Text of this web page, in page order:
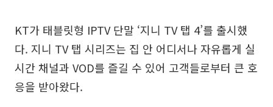
KT가 태블릿형 IPTV 단말 ‘지니 TV 탭 4’를 출시했
다. 지니 TV 탭 시리즈는 집 안 어디서나 자유롭게 실
시간 채널과 VOD를 즐길 수 있어 고객들로부터 큰 호
응을 받아왔다.